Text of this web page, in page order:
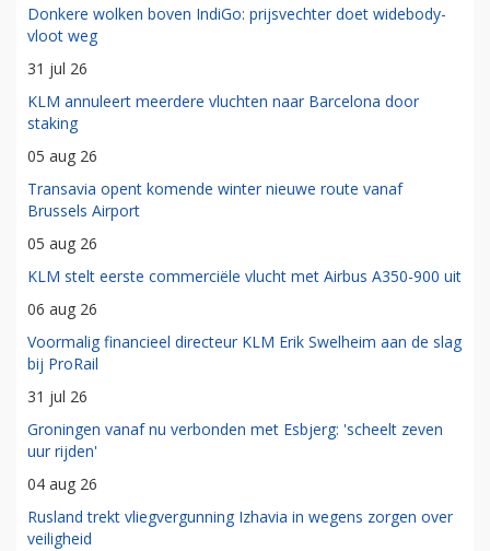
Donkere wolken boven IndiGo: prijsvechter doet widebody-
vloot weg
31 jul 26
KLM annuleert meerdere vluchten naar Barcelona door
staking
05 aug 26
Transavia opent komende winter nieuwe route vanaf
Brussels Airport
05 aug 26
KLM stelt eerste commerciële vlucht met Airbus A350-900 uit
06 aug 26
Voormalig financieel directeur KLM Erik Swelheim aan de slag
bij ProRail
31 jul 26
Groningen vanaf nu verbonden met Esbjerg: 'scheelt zeven
uur rijden'
04 aug 26
Rusland trekt vliegvergunning Izhavia in wegens zorgen over
veiligheid